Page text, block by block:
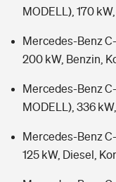
MODELL), 170
Mercedes-Benz
200 kW, Benzin,
Mercedes-Benz
MODELL), 336
Mercedes-Benz
125 kW, Diesel,